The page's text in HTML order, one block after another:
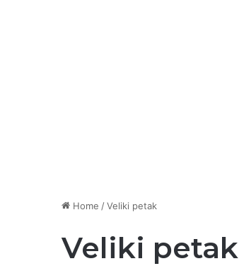
Home /Veliki petak
Veliki petak